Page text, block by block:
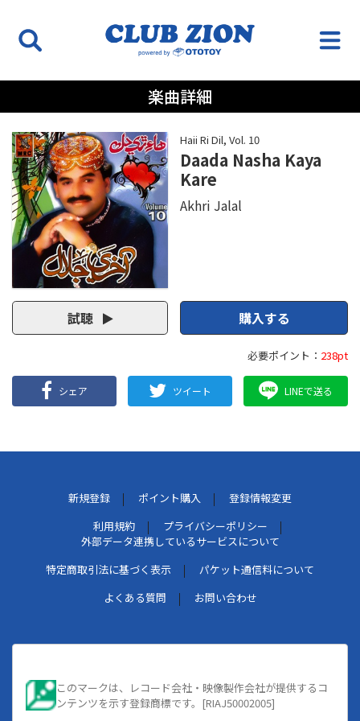
楽曲詳細
Haii Ri Dil, Vol. 10
Daada Nasha Kaya
Kare
Akhri Jalal
試聴 購入する
必要ポイント： 238pt
シェア ツイート LINEで送る
新規登録 ポイント購入
登録情報変更
利用規約
プライバシーポリシー
外部データ連携しているサービスについて
特定商取引法に基づく表示
パケット通信料について
よくある質問
お問い合わせ
このマークは、レコード会社・映像製作会社が提供するコ
ンテンツを示す登録商標です。[RIAJ50002005]